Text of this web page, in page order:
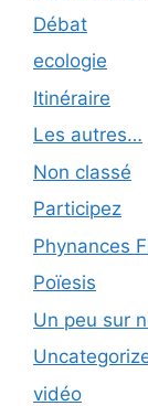
Débat
ecologie
Itinéraire
Les autres…
Non classé
Participez
Phynances
Poïesis
Un peu sur
vidéo